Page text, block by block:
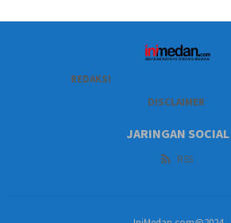
REDAKSI
DISCLAIMER
JARINGAN SOCIAL
RSS